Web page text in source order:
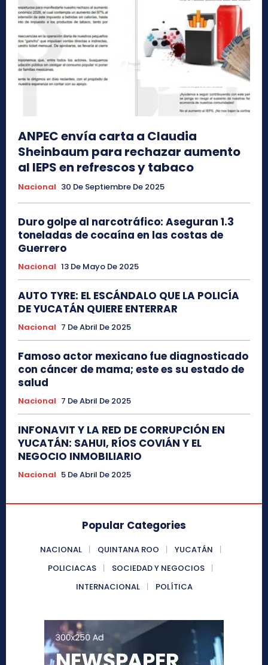
ANPEC envía carta a Claudia
Sheinbaum para rechazar aumento
al IEPS en refrescos y tabaco
Nacional 30 De Septiembre De 2025
Duro golpe al narcotráfico: Aseguran 1.3
toneladas de cocaína en las costas de
Guerrero
Nacional 13 De Mayo De 2025
AUTO TYRE: EL ESCÁNDALO QUE LA POLICÍA
DE YUCATÁN QUIERE ENTERRAR
Nacional 7 De Abril De 2025
Famoso actor mexicano fue diagnosticado
con cáncer de mama; este es su estado de
salud
Nacional 7 De Abril De 2025
INFONAVIT Y LA RED DE CORRUPCIÓN EN
YUCATÁN: SAHUI, RÍOS COVIÁN Y EL
NEGOCIO INMOBILIARIO
Nacional 5 De Abril De 2025
Popular Categories
NACIONAL QUINTANA ROO
YUCATÁN
POLICIACAS
SOCIEDAD Y NEGOCIOS
INTERNACIONAL
POLÍTICA